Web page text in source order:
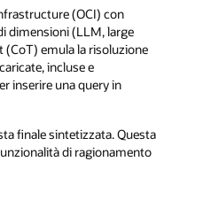
(OCI) con
dimensioni (LLM, large
emula la risoluzione
incluse e
inserire una query in
finale sintetizzata. Questa
di ragionamento